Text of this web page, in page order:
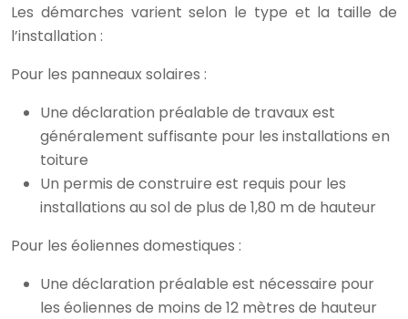
Les démarches varient selon le type et la taille de
l’installation :
Pour les panneaux solaires :
Une déclaration préalable de travaux est
généralement suffisante pour les installations en
toiture
Un permis de construire est requis pour les
installations au sol de plus de 1,80 m de hauteur
Pour les éoliennes domestiques :
Une déclaration préalable est nécessaire pour
les éoliennes de moins de 12 mètres de hauteur